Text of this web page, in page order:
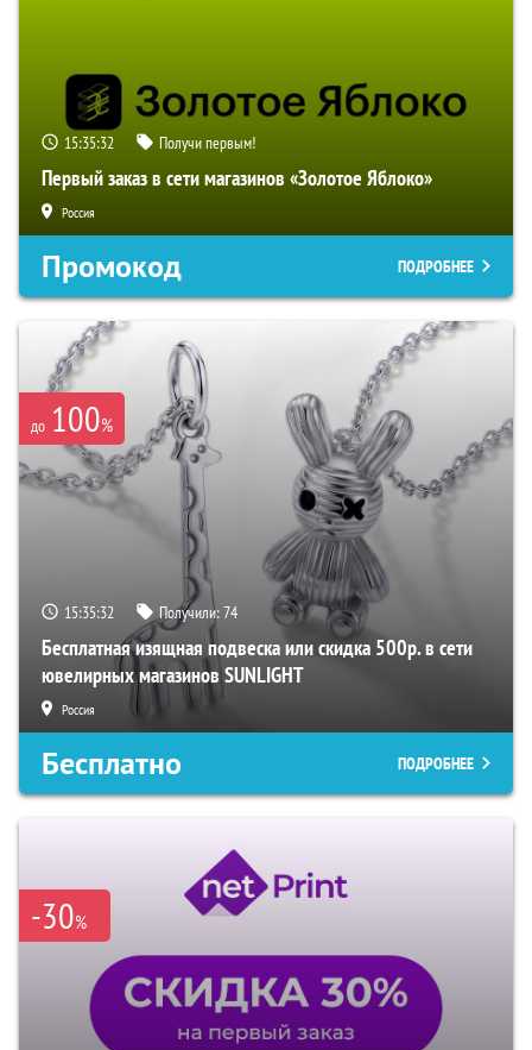
15:35:31 Получи первым!
Первый заказ в сети магазинов «Золотое Яблоко»
Россия
Промокод ПОДРОБНЕЕ
до 100%
15:35:31 Получили:74
Бесплатная изящная подвеска или скидка 500р. в сети
ювелирных магазинов SUNLIGHT
Россия
Бесплатно ПОДРОБНЕЕ
-30%